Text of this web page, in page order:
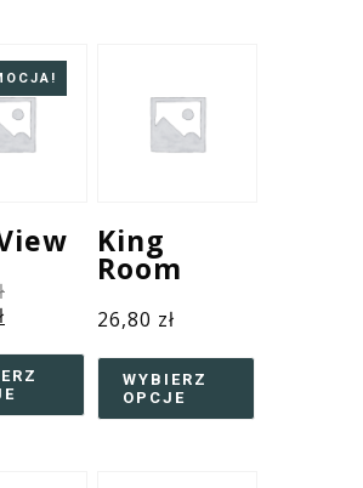
King
Room
26,80 zł
WYBIERZ
OPCJE